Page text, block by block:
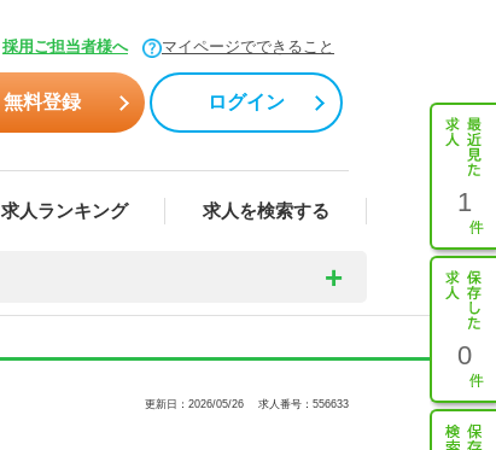
採用ご担当者様へ マイページでできること
無料登録 ログイン
求人ランキング 求人を検索する 1
0
更新日：2026/05/26 求人番号：556633